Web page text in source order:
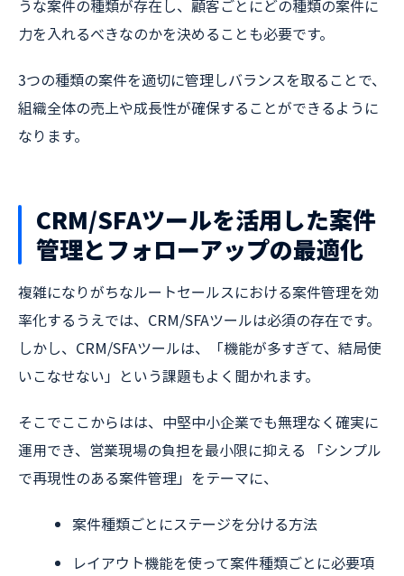
うな案件の種類が存在し、顧客ごとにどの種類の案件に
力を入れるべきなのかを決めることも必要です。
3つの種類の案件を適切に管理しバランスを取ることで、
組織全体の売上や成長性が確保することができるように
なります。
CRM/SFAツールを活用した案件
管理とフォローアップの最適化
複雑になりがちなルートセールスにおける案件管理を効
率化するうえでは、CRM/SFAツールは必須の存在です。
しかし、CRM/SFAツールは、「機能が多すぎて、結局使
いこなせない」という課題もよく聞かれます。
そこでここからはは、中堅中小企業でも無理なく確実に
運用でき、営業現場の負担を最小限に抑える 「シンプル
で再現性のある案件管理」をテーマに、
案件種類ごとにステージを分ける方法
レイアウト機能を使って案件種類ごとに必要項